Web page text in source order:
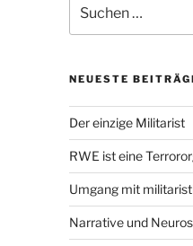
nach:
NEUESTE
Der einzige Militarist
RWE ist eine
Umgang mit
Narrative und